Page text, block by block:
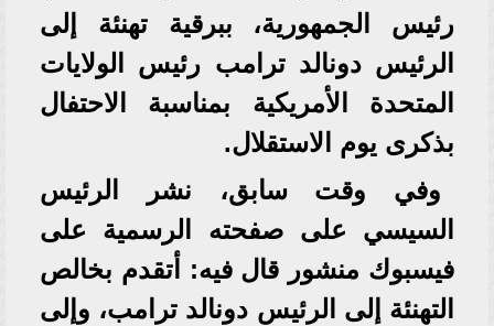
رئيس الجمهورية، ببرقية تهنئة إلى
الرئيس دونالد ترامب رئيس الولايات
المتحدة الأمريكية بمناسبة الاحتفال
بذكرى يوم الاستقلال.
وفي وقت سابق، نشر الرئيس
السيسي على صفحته الرسمية على
فيسبوك منشور قال فيه: أتقدم بخالص
التهنئة إلى الرئيس دونالد ترامب، وإلى